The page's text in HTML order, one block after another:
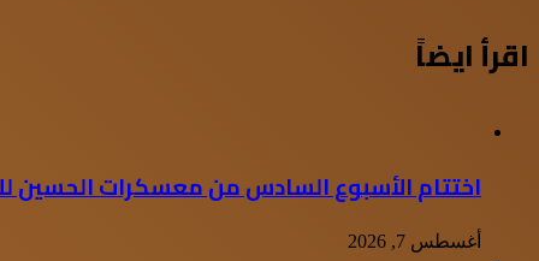
اقرأ ايضاً
اختتام الأسبوع السادس من معسكرات الحسين
أغسطس 7, 2026